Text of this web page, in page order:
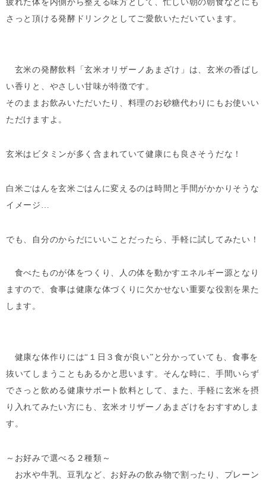
疲れた体を内側から整える味方として、忙しい朝の朝食などにも
さっと頂ける発酵ドリンクとしてご愛飲いただいています。
玄米の発酵飲料「玄米オリザーノあまざけ 」は、玄米の香ばし
い香りと、やさしい甘味が特徴です。
そのままお飲みいただいたり、料理のお砂糖代わりにもお使いい
ただけますよ。
玄米はビタミンが多く含まれていて健康にも良さそうだな！
白米ごはんを玄米ごはんに変えるのは時間と手間がかかりそうな
イメージ…
でも、自分のからだにいいことだったら、手軽に試してみたい！
食べたものが体をつくり、人の体を動かすエネルギー源となり
ますので、食事は健康な体づくりに欠かせない重要な役割を果た
します。
健康な体作りには“１日３食が良い”と分かっていても、食事を
抜いてしまうこともあるかと思います。そんな時に、手間いらず
でさっと飲める健康サポート飲料として、また、手軽に玄米を摂
り入れてみたい方にも、玄米オリザーノあまざけをおすすめしま
す。
～お好みで選べる２種類～
お水や牛乳、豆乳など、お好みの飲み物で割ったり、プレーン